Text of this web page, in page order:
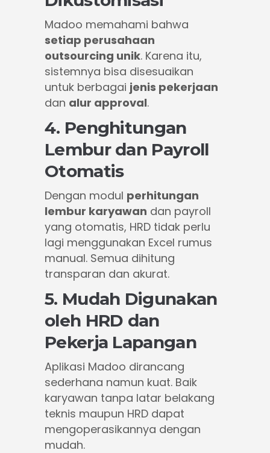
Madoo memahami bahwa
setiap perusahaan
outsourcing unik. Karena itu,
sistemnya bisa disesuaikan
untuk berbagai jenis pekerjaan
dan alur approval.
4. Penghitungan
Lembur dan Payroll
Otomatis
Dengan modul perhitungan
lembur karyawan dan payroll
yang otomatis, HRD tidak perlu
lagi menggunakan Excel rumus
manual. Semua dihitung
transparan dan akurat.
5. Mudah Digunakan
oleh HRD dan
Pekerja Lapangan
Aplikasi Madoo dirancang
sederhana namun kuat. Baik
karyawan tanpa latar belakang
teknis maupun HRD dapat
mengoperasikannya dengan
mudah.